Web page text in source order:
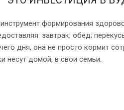
формирования
завтрак; обед;
дня, она не просто кормит
несут домой, в свои семьи.